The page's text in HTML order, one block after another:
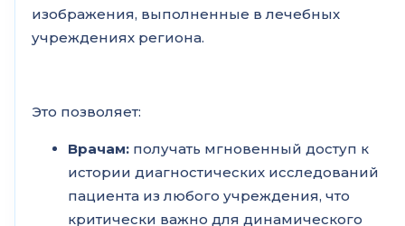
изображения, выполненные в лечебных
учреждениях региона.
Это позволяет:
Врачам: получать мгновенный доступ к
истории диагностических исследований
пациента из любого учреждения, что
критически важно для динамического